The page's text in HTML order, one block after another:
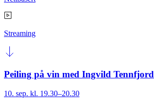
Streaming
Peiling på vin med Ingvild Tennfjord
10. sep. kl. 19.30–20.30